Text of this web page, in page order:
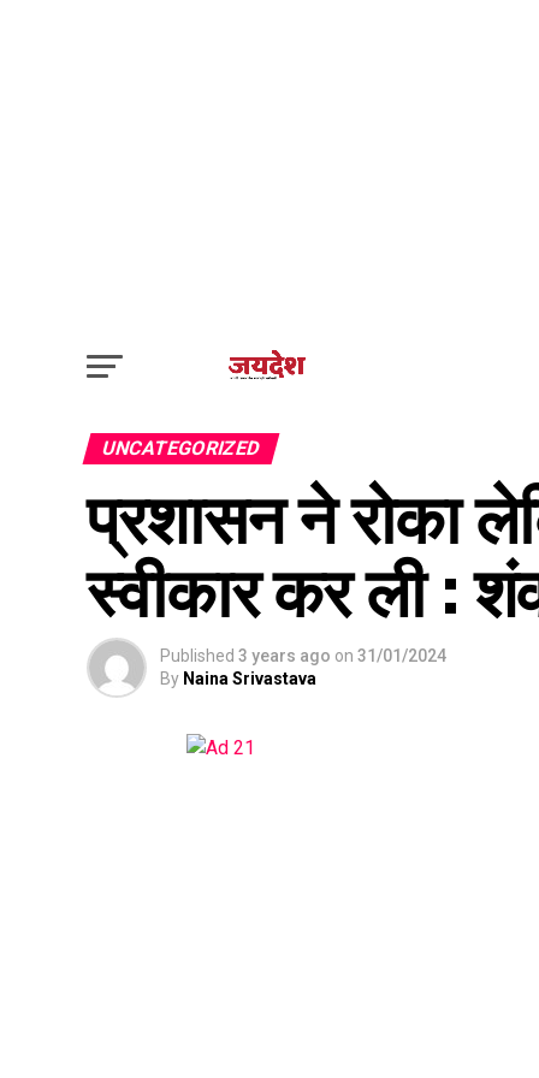
UNCATEGORIZED
प्रशासन ने रोका
स्वीकार कर ली :
Published 3 years ago on 31/01/2024
By Naina Srivastava